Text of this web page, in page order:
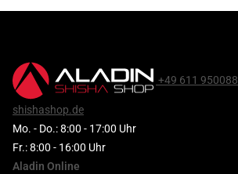
+49 611
shishashop.de
Mo. - Do.: 8:00 - 17:00 Uhr
Fr.: 8:00 - 16:00 Uhr
Aladin Online